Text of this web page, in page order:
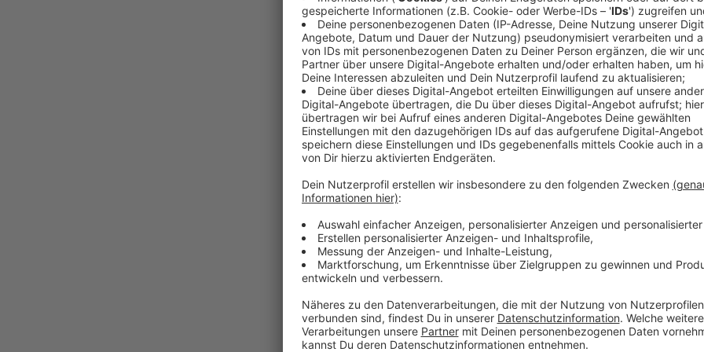
Comedy
Elvis Eifel - Der Podcast:
Anzeige
Vorstellen brauchen wir ihn euch nicht. Seit 2003
seine Späße am Telefon mit seinen Hörerinnen und
müssen am Ende mit lachen - wenn auch nicht
bekommen könnt, ist Elvis nun unter die Podcaster
die Uhr zur Verfügung. Hier bekommt Ihr außerdem